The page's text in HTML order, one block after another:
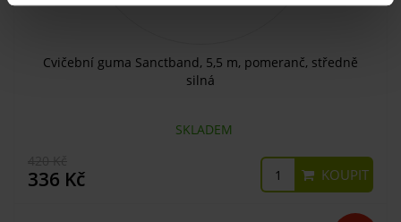
Cvičební guma Sanctband, 5,5 m, pomeranč, středně
silná
SKLADEM
336 Kč KOUPIT